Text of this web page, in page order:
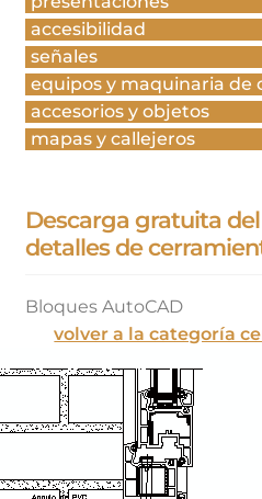
Descarga gratuita
detalles de
Bloques AutoCAD
volver a la categoría
accesibilidad
señales
equipos y maquinaria de
accesorios y objetos
mapas y callejeros